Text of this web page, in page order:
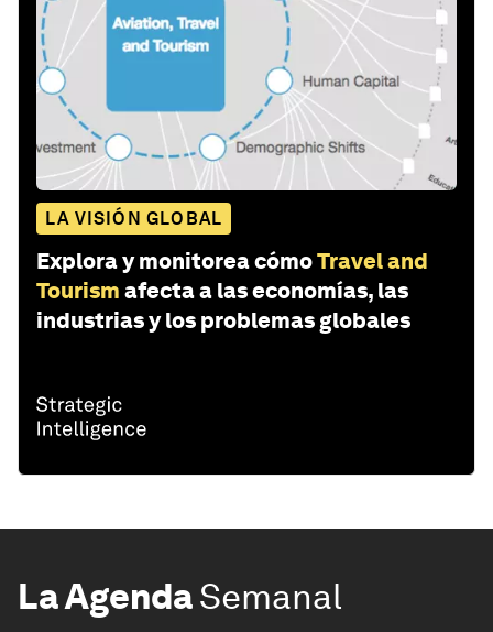
LA VISIÓN GLOBAL
Explora y monitorea cómoTravel and
Tourism afecta a las economías, las
industrias y los problemas globales
La AgendaSemanal